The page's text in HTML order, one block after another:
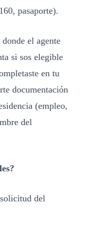
pasaporte).
donde el agente
si sos elegible
en tu
documentación
(empleo,
del
del